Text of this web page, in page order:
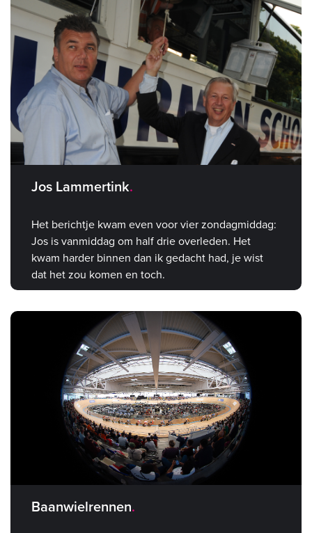
Jos Lammertink
Het berichtje kwam even voor vier zondagmiddag:
Jos is vanmiddag om half drie overleden. Het
kwam harder binnen dan ik gedacht had, je wist
dat het zou komen en toch.
Baanwielrennen